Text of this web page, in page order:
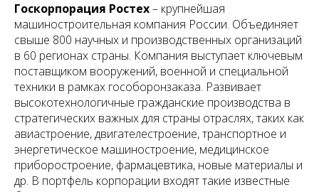
Госкорпорация Ростех– крупнейшая
машиностроительная компания России. Объединяет
свыше 800 научных и производственных организаций
в 60 регионах страны. Компания выступает ключевым
поставщиком вооружений, военной и специальной
техники в рамках гособоронзаказа. Развивает
высокотехнологичные гражданские производства в
стратегических важных для страны отраслях, таких как
авиастроение, двигателестроение, транспортное и
энергетическое машиностроение, медицинское
приборостроение, фармацевтика, новые материалы и
др. В портфель корпорации входят такие известные